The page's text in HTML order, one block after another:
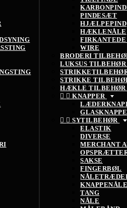
PINDESÆT
HJÆLPEPIND
HÆKLENÅLE
WIRE
BRODERI
LUKSUS TILBEHØR
STRIKKE
HÆKLE TILBEHØR
  KNAPPER
  SYTILBEHØR
ELASTIK
DIVERSE
MERCHANT
SAKSE
FINGERBØL
KNAPPENÅLE
TANG
NÅLE